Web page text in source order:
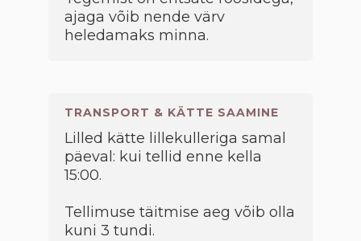
ajaga võib nende värv
heledamaks minna.
TRANSPORT & KÄTTE SAAMINE
Lilled kätte lillekulleriga samal
päeval: kui tellid enne kella
15:00.
Tellimuse täitmise aeg võib olla
kuni 3 tundi.